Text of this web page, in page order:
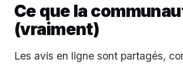
Ce que la
(vraiment)
Les avis en ligne sont partagés,